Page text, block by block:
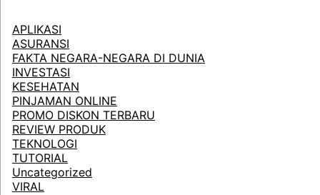
APLIKASI
ASURANSI
FAKTA NEGARA-NEGARA DI DUNIA
INVESTASI
KESEHATAN
PINJAMAN ONLINE
PROMO DISKON TERBARU
REVIEW PRODUK
TEKNOLOGI
TUTORIAL
Uncategorized
VIRAL